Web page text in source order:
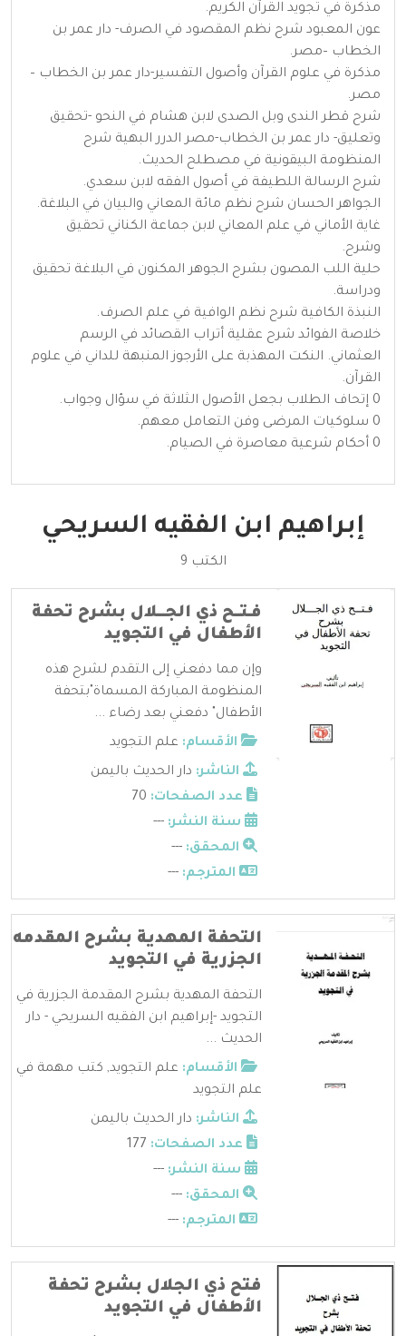
مذكرة في تجويد القرآن الكريم.
عون المعبود شرح نظم المقصود في الصرف- دار عمر بن
الخطاب –مصر.
مذكرة في علوم القرآن وأصول التفسير-دار عمر بن الخطاب –
مصر.
شرح قطر الندى وبل الصدى لابن هشام في النحو -تحقيق
وتعليق- دار عمر بن الخطاب-مصر الدرر البهية شرح
المنظومة البيقونية في مصطلح الحديث.
شرح الرسالة اللطيفة في أصول الفقه لابن سعدي.
الجواهر الحسان شرح نظم مائة المعاني والبيان في البلاغة.
غاية الأماني في علم المعاني لابن جماعة الكناني تحقيق
وشرح.
حلية اللب المصون بشرح الجوهر المكنون في البلاغة تحقيق
ودراسة.
النبذة الكافية شرح نظم الوافية في علم الصرف.
خلاصة الفوائد شرح عقلية أتراب القصائد في الرسم
العثماني. النكت المهذبة على الأرجوز المنبهة للداني في علوم
القرآن.
0 إتحاف الطلاب بجعل الأصول الثلاثة في سؤال وجواب.
0 سلوكيات المرضى وفن التعامل معهم.
0 أحكام شرعية معاصرة في الصيام.
إبراهيم ابن الفقيه السريحي
الكتب 9
فـتــح ذي الجـــلال بشرح تحفة
الأطفال في التجويد
وإن مما دفعني إلى التقدم لشرح هذه
المنظومة المباركة المسماة"بتحفة
الأطفال" دفعني بعد رضاء ...
الأقسام: علم التجويد
الناشر: دار الحديث باليمن
عدد الصفحات:
سنة النشر: ---
المحقق: ---
المترجم: ---
التحفة المهدية بشرح المقدمه
الجزرية في التجويد
التحفة المهدية بشرح المقدمة الجزرية في
التجويد -إبراهيم ابن الفقيه السريحي - دار
الحديث ...
الأقسام: علم التجويد, كتب مهمة في
علم التجويد
الناشر: دار الحديث باليمن
عدد الصفحات:
سنة النشر: ---
المحقق: ---
المترجم: ---
فتح ذي الجلال بشرح تحفة
الأطفال في التجويد